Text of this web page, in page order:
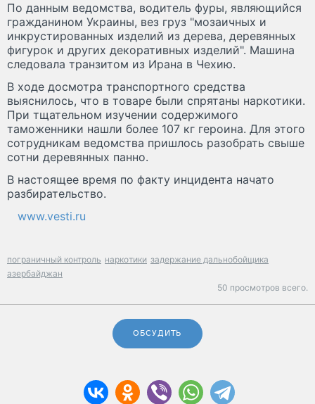
По данным ведомства, водитель фуры, являющийся
гражданином Украины, вез груз "мозаичных и
инкрустированных изделий из дерева, деревянных
фигурок и других декоративных изделий". Машина
следовала транзитом из Ирана в Чехию.
В ходе досмотра транспортного средства
выяснилось, что в товаре были спрятаны наркотики.
При тщательном изучении содержимого
таможенники нашли более 107 кг героина. Для этого
сотрудникам ведомства пришлось разобрать свыше
сотни деревянных панно.
В настоящее время по факту инцидента начато
разбирательство.
www.vesti.ru
пограничный контроль наркотики задержание дальнобойщика
азербайджан
50 просмотров всего.
ОБСУДИТЬ